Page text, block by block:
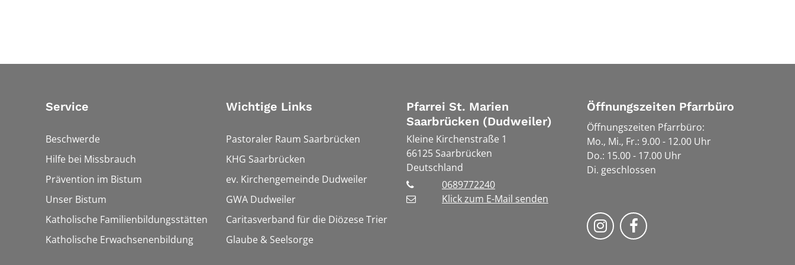
Service
Beschwerde
Hilfe bei Missbrauch
Prävention im Bistum
Unser Bistum
Katholische Familienbildungsstätten
Katholische Erwachsenenbildung
Wichtige Links
Pastoraler Raum Saarbrücken
KHG Saarbrücken
ev. Kirchengemeinde Dudweiler
GWA Dudweiler
Caritasverband für die Diözese Trier
Glaube & Seelsorge
Pfarrei St. Marien
Saarbrücken (Dudweiler)
Kleine Kirchenstraße 1
66125 Saarbrücken
Deutschland
0689772240
Klick zum E-Mail senden
Öffnungszeiten Pfarrbüro
Öffnungszeiten Pfarrbüro:
Mo., Mi., Fr.: 9.00 - 12.00 Uhr
Do.: 15.00 - 17.00 Uhr
Di. geschlossen
Bistum Trier auf Instragram
Bistum Trier auf Facebook